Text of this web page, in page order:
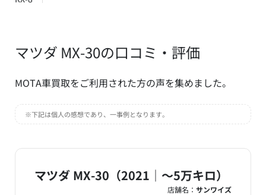
マツダ MX-30の口コミ・評価
MOTA車買取をご利用された方の声を集めました。
※下記は個人の感想であり、一事例となります。
マツダ MX-30（2021｜～5万キロ）
店舗名： サンワイズ